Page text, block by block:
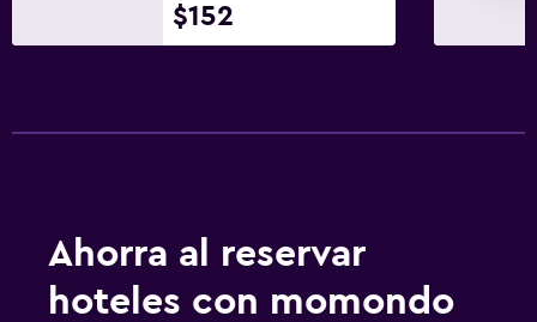
$152
Ahorra al reservar
hoteles con momondo